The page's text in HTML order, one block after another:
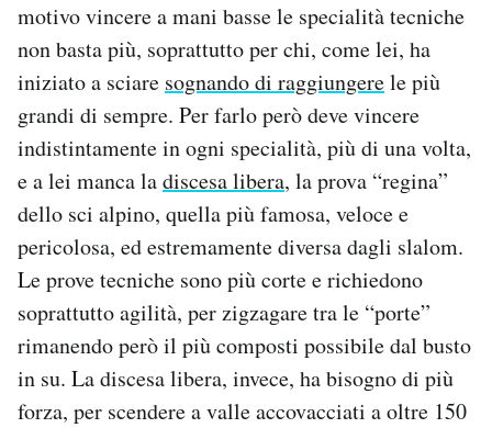
motivo vincere a mani basse le specialità tecniche
non basta più, soprattutto per chi, come lei, ha
iniziato a sciare sognando di raggiungerele più
grandi di sempre. Per farlo però deve vincere
indistintamente in ogni specialità, più di una volta,
e a lei manca ladiscesa libera, la prova “regina”
dello sci alpino, quella più famosa, veloce e
pericolosa, ed estremamente diversa dagli slalom.
Le prove tecniche sono più corte e richiedono
soprattutto agilità, per zigzagare tra le “porte”
rimanendo però il più composti possibile dal busto
in su. La discesa libera, invece, ha bisogno di più
forza, per scendere a valle accovacciati a oltre 150